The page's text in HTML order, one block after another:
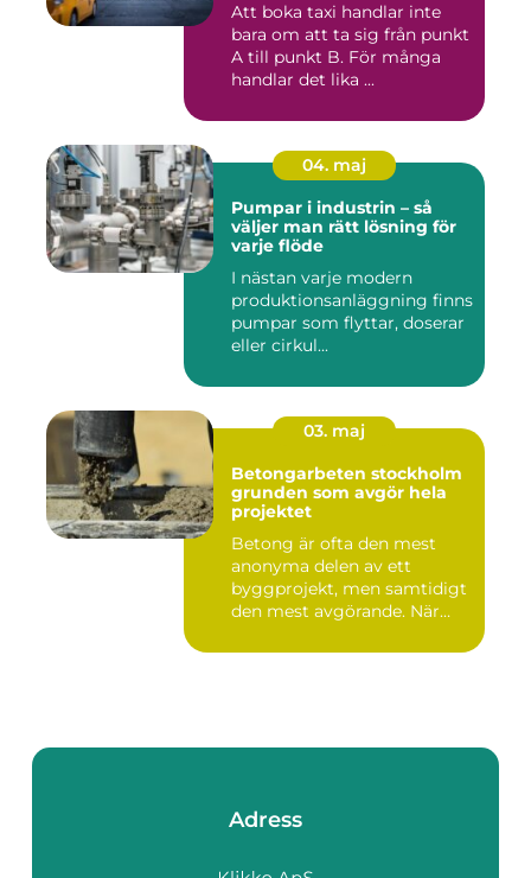
Att boka taxi handlar inte
bara om att ta sig från punkt
A till punkt B. För många
handlar det lika ...
04. maj
Pumpar i industrin – så
väljer man rätt lösning för
varje flöde
I nästan varje modern
produktionsanläggning finns
pumpar som flyttar, doserar
eller cirkul...
03. maj
Betongarbeten stockholm
grunden som avgör hela
projektet
Betong är ofta den mest
anonyma delen av ett
byggprojekt, men samtidigt
den mest avgörande. När
Adress